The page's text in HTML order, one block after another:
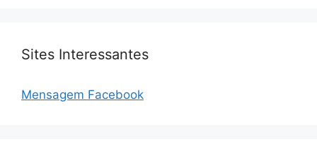
Sites Interessantes
Mensagem Facebook